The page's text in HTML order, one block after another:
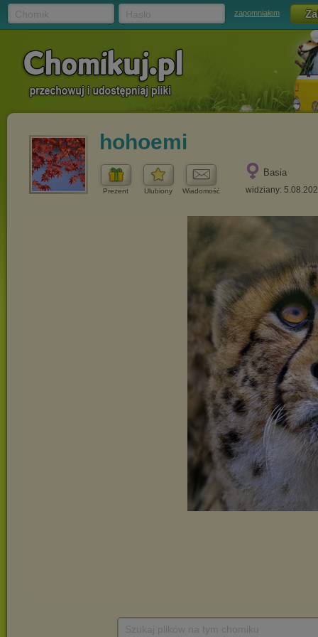
zapomniałem
hohoemi
Prezent Ulubiony Wiadomość
Basia
widziany: